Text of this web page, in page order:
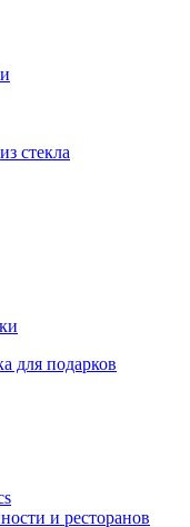
стекла
для подарков
и ресторанов